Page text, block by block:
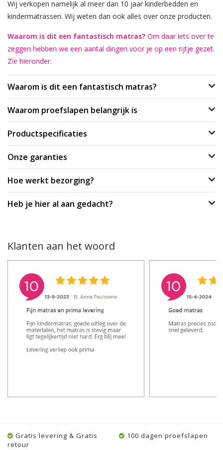
Wij verkopen namelijk al meer dan 10 jaar kinderbedden en
kindermatrassen. Wij weten dan ook alles over onze producten.
Waarom is dit een fantastisch matras? Om daar iets over te
zeggen hebben we een aantal dingen voor je op een rijtje gezet.
Zie hieronder.
Waarom is dit een fantastisch matras?
Waarom proefslapen belangrijk is
Productspecificaties
Onze garanties
Hoe werkt bezorging?
Heb je hier al aan gedacht?
Klanten aan het woord
Gratis levering & Gratis
retour
100 dagen proefslapen